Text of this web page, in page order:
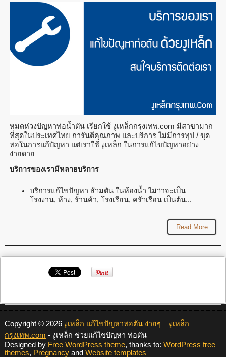
หมดห่วงปัญหาท่อน้ำตัน เรียกใช้ งูเหล็กกรุงเทพ.com มีสาขามาก
ที่สุดในประเทศไทย การันตีคุณภาพ และบริการ ไม่มีการทุป / ขุด
ท่อในการแก้ปัญหา แต่เราใช้ งูเหล็ก ในการแก้ไขปัญหาอย่าง
ง่ายดาย
บริการของเรามีหลายบริการ
บริการแก้ไขปัญหา ส้วมตัน ในห้องน้ำ ไม่ว่าจะเป็น
โรงงาน, ห้าง, ร้านค้า, โรงเรียน, ครัวเรือน เป็นต้น...
Read More
Copyright © 2026 งูเหล็ก แก้ไขปัญหาท่อตัน ง่ายๆ – งูเหล็ก
กรุงเทพ.com - งูเหล็ก ช่วยแก้ไขปัญหา ท่อตัน
Designed by Free WordPress theme, thanks to: WordPress free
themes, Pregnancyand Website templates